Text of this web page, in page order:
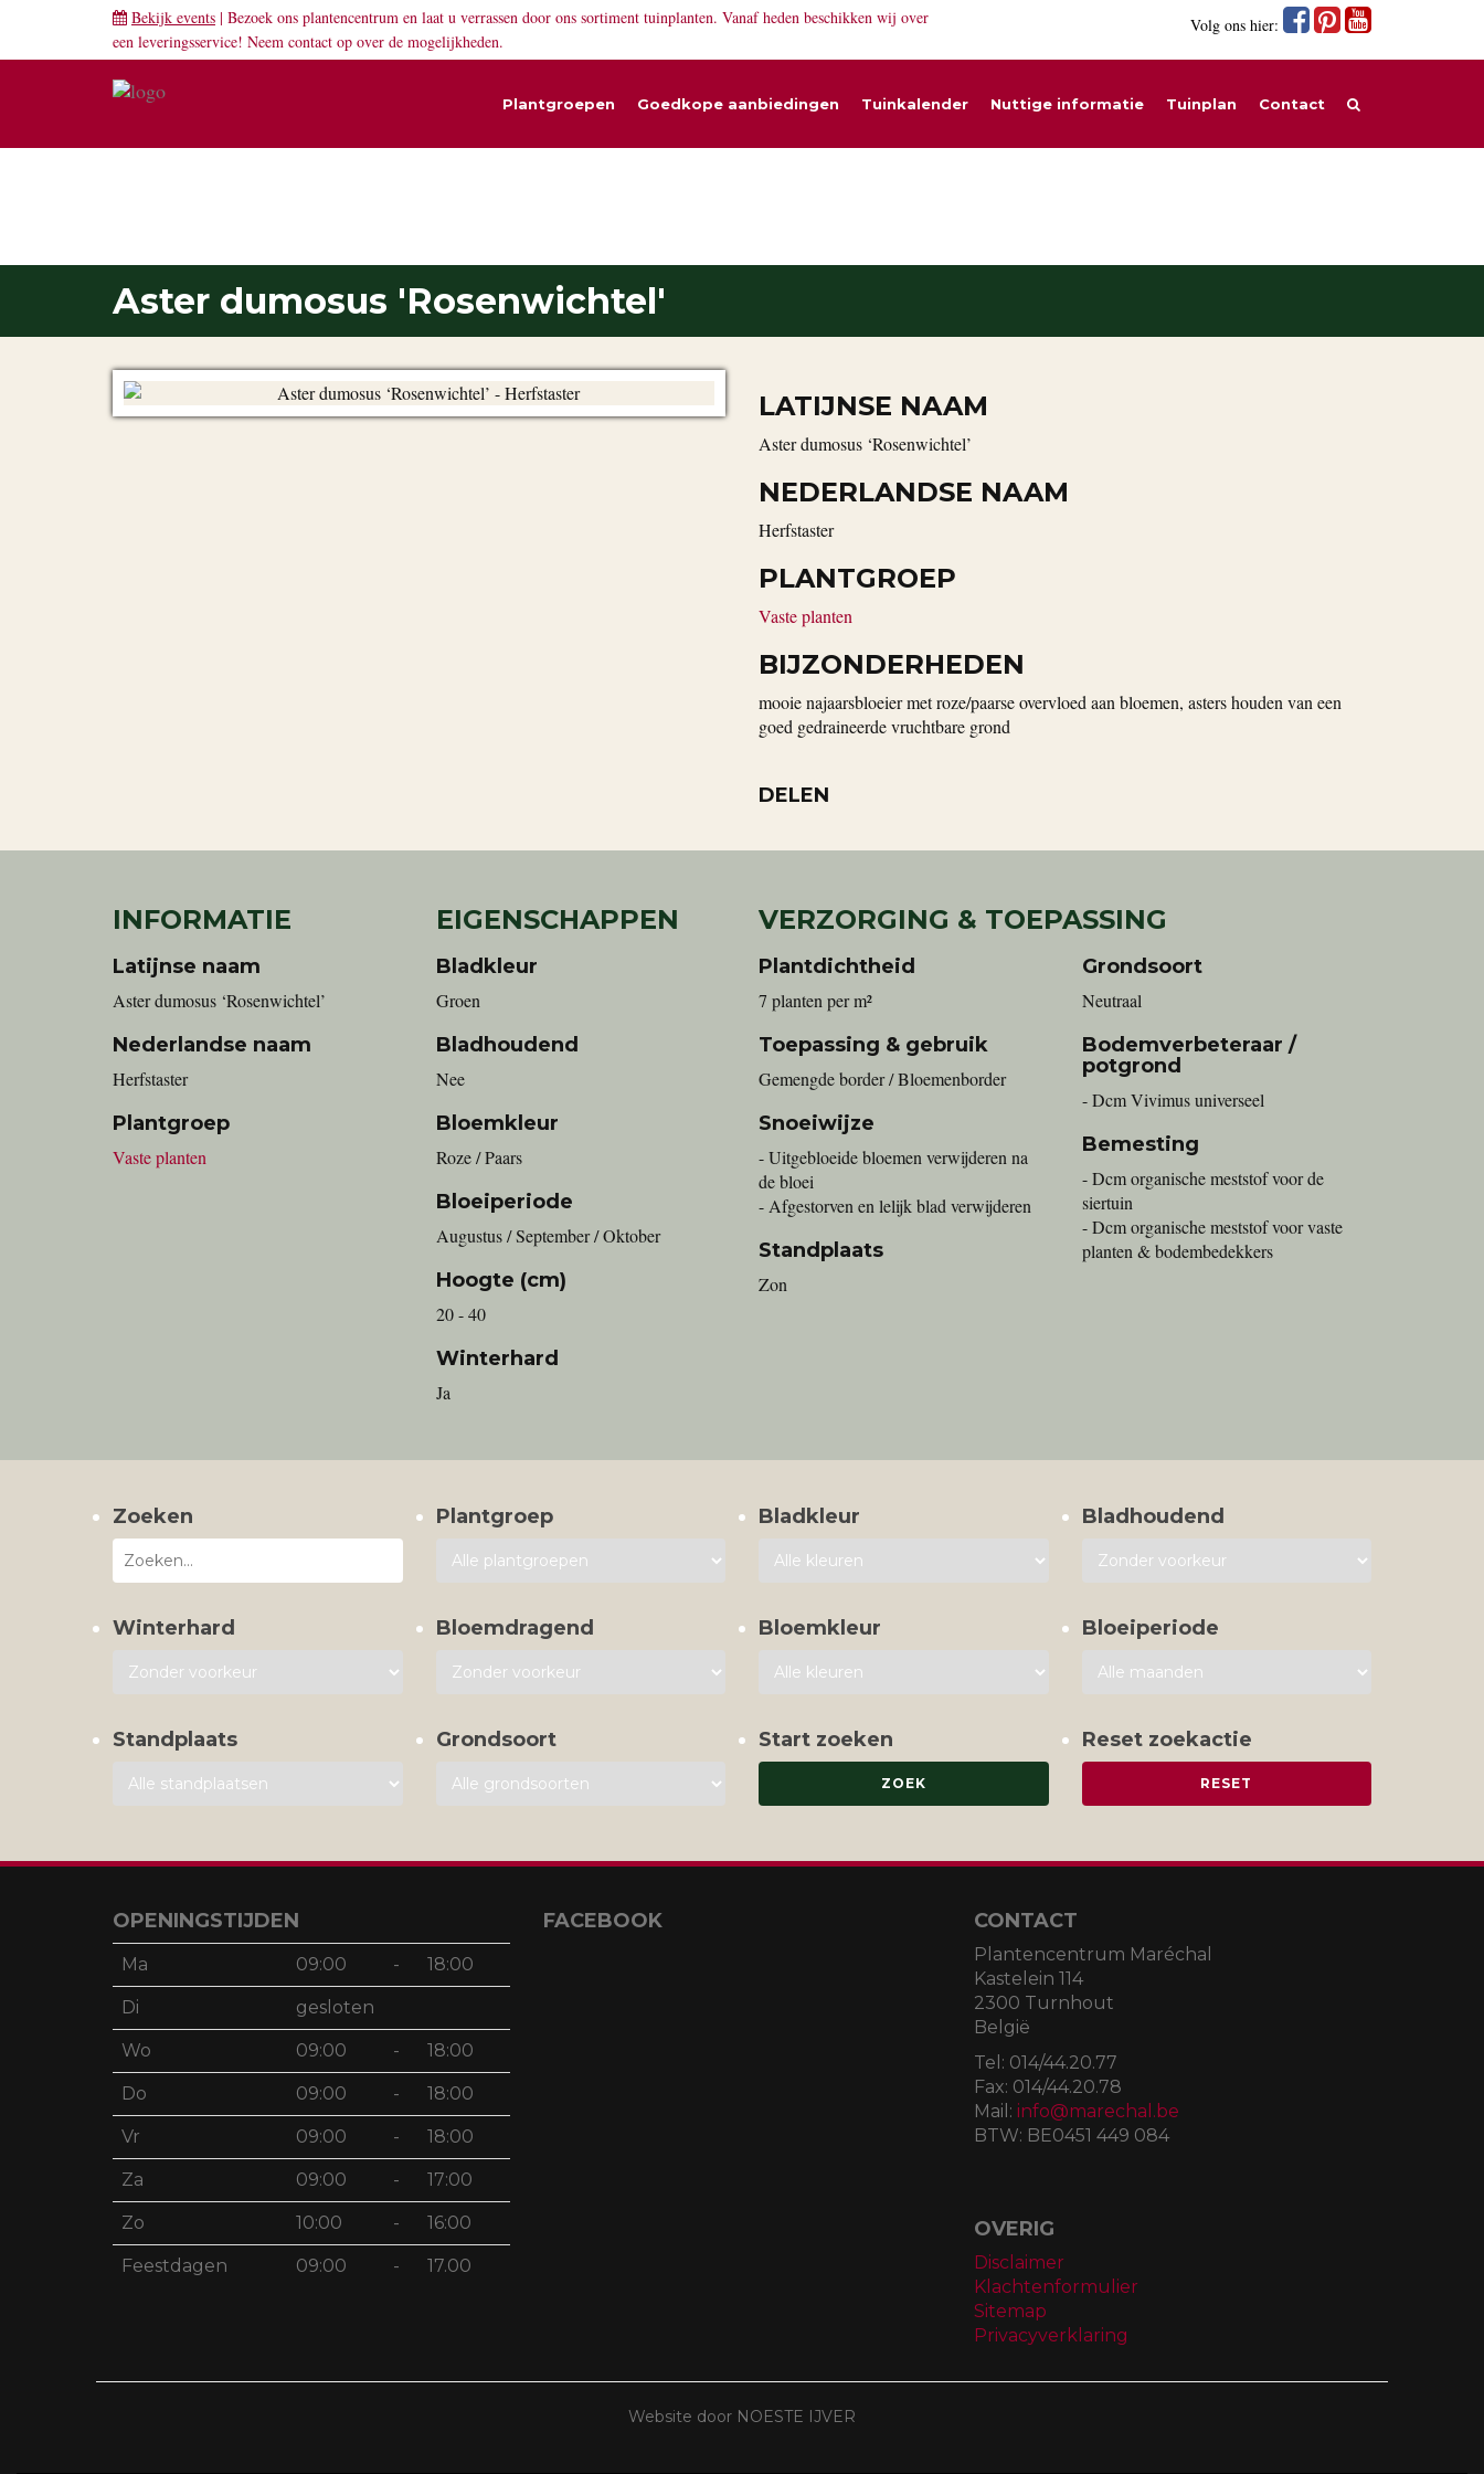
Bekijk events | Bezoek ons plantencentrum en laat u verrassen door ons sortiment tuinplanten. Vanaf heden beschikken wij over
een leveringsservice! Neem contact op over de mogelijkheden.
Volg ons hier:
Plantgroepen Goedkope aanbiedingen Tuinkalender Nuttige informatie Tuinplan Contact
Aster dumosus 'Rosenwichtel'
LATIJNSE NAAM
Aster dumosus ‘Rosenwichtel’
NEDERLANDSE NAAM
Herfstaster
PLANTGROEP
Vaste planten
BIJZONDERHEDEN
mooie najaarsbloeier met roze/paarse overvloed aan bloemen, asters houden van een
goed gedraineerde vruchtbare grond
DELEN
INFORMATIE
Latijnse naam
Aster dumosus ‘Rosenwichtel’
Nederlandse naam
Herfstaster
Plantgroep
Vaste planten
EIGENSCHAPPEN
Bladkleur
Groen
Bladhoudend
Nee
Bloemkleur
Roze / Paars
Bloeiperiode
Augustus / September / Oktober
Hoogte (cm)
20 - 40
Winterhard
Ja
VERZORGING & TOEPASSING
Plantdichtheid
7 planten per m²
Toepassing & gebruik
Gemengde border / Bloemenborder
Snoeiwijze
- Uitgebloeide bloemen verwijderen na
de bloei
- Afgestorven en lelijk blad verwijderen
Standplaats
Zon
Grondsoort
Neutraal
Bodemverbeteraar /
potgrond
- Dcm Vivimus universeel
Bemesting
- Dcm organische meststof voor de
siertuin
- Dcm organische meststof voor vaste
planten & bodembedekkers
Zoeken Plantgroep Bladkleur Bladhoudend
Winterhard Bloemdragend Bloemkleur Bloeiperiode
Standplaats Grondsoort Start zoeken Reset zoekactie
OPENINGSTIJDEN
Ma 09:00 - 18:00
Di gesloten
Wo 09:00 - 18:00
Do 09:00 - 18:00
Vr 09:00 - 18:00
Za 09:00 - 17:00
Zo 10:00 - 16:00
Feestdagen 09:00 - 17.00
FACEBOOK CONTACT
Plantencentrum Maréchal
Kastelein 114
2300 Turnhout
België
Tel: 014/44.20.77
Fax: 014/44.20.78
Mail: info@marechal.be
BTW: BE0451 449 084
OVERIG
Disclaimer
Klachtenformulier
Sitemap
Privacyverklaring
Website door NOESTE IJVER